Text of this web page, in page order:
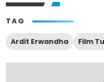
TAG
Ardit Erwandha